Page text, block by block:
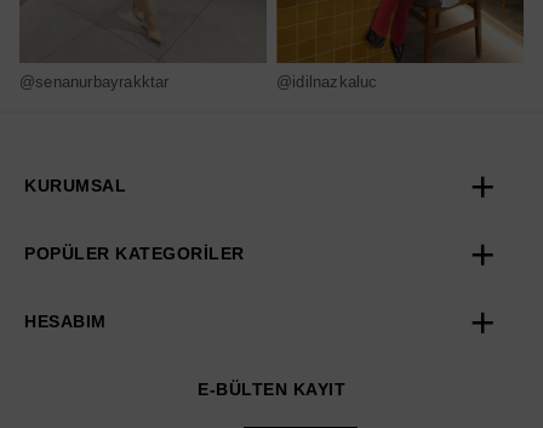
@senanurbayrakktar @idilnazkaluc
KURUMSAL
POPÜLER KATEGORİLER
HESABIM
E-BÜLTEN KAYIT